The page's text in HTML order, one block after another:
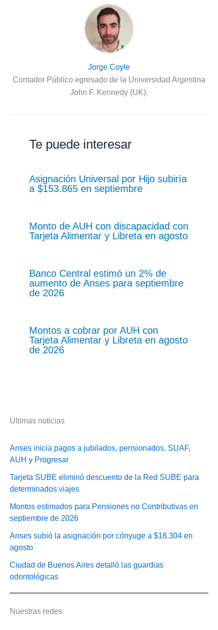
Jorge Coyle
Contador Público egresado de la Universidad Argentina
John F. Kennedy (UK).
Te puede interesar
Asignación Universal por Hijo subiría
a $153.865 en septiembre
Monto de AUH con discapacidad con
Tarjeta Alimentar y Libreta en agosto
Banco Central estimó un 2% de
aumento de Anses para septiembre
de 2026
Montos a cobrar por AUH con
Tarjeta Alimentar y Libreta en agosto
de 2026
Últimas noticias
Anses inicia pagos a jubilados, pensionados, SUAF,
AUH y Progresar
Tarjeta SUBE eliminó descuento de la Red SUBE para
determinados viajes
Montos estimados para Pensiones no Contributivas en
septiembre de 2026
Anses subió la asignación por cónyuge a $18.304 en
agosto
Ciudad de Buenos Aires detalló las guardias
odontológicas
Nuestras redes